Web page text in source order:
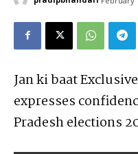
Jan ki baat
expresses
Pradesh elections